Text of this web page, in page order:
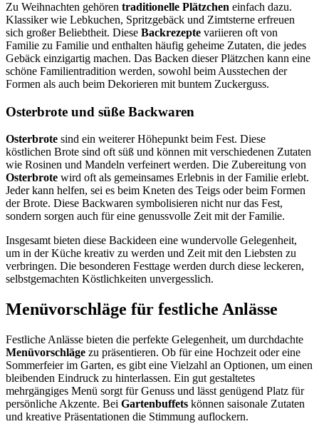
Zu Weihnachten gehören traditionelle Plätzchen einfach dazu.
Klassiker wie Lebkuchen, Spritzgebäck und Zimtsterne erfreuen
sich großer Beliebtheit. Diese Backrezepte variieren oft von
Familie zu Familie und enthalten häufig geheime Zutaten, die jedes
Gebäck einzigartig machen. Das Backen dieser Plätzchen kann eine
schöne Familientradition werden, sowohl beim Ausstechen der
Formen als auch beim Dekorieren mit buntem Zuckerguss.
Osterbrote und süße Backwaren
Osterbrote sind ein weiterer Höhepunkt beim Fest. Diese
köstlichen Brote sind oft süß und können mit verschiedenen Zutaten
wie Rosinen und Mandeln verfeinert werden. Die Zubereitung von
Osterbrote wird oft als gemeinsames Erlebnis in der Familie erlebt.
Jeder kann helfen, sei es beim Kneten des Teigs oder beim Formen
der Brote. Diese Backwaren symbolisieren nicht nur das Fest,
sondern sorgen auch für eine genussvolle Zeit mit der Familie.
Insgesamt bieten diese Backideen eine wundervolle Gelegenheit,
um in der Küche kreativ zu werden und Zeit mit den Liebsten zu
verbringen. Die besonderen Festtage werden durch diese leckeren,
selbstgemachten Köstlichkeiten unvergesslich.
Menüvorschläge für festliche Anlässe
Festliche Anlässe bieten die perfekte Gelegenheit, um durchdachte
Menüvorschläge zu präsentieren. Ob für eine Hochzeit oder eine
Sommerfeier im Garten, es gibt eine Vielzahl an Optionen, um einen
bleibenden Eindruck zu hinterlassen. Ein gut gestaltetes
mehrgängiges Menü sorgt für Genuss und lässt genügend Platz für
persönliche Akzente. Bei Gartenbuffets können saisonale Zutaten
und kreative Präsentationen die Stimmung auflockern.